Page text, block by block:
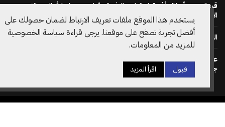
قرعة دوري أبطال أفريقيا : النادي الإفريقي يُواجه دجوليبا في الدور التمهيدي
الأوّل
الجمهور يصنع الحدث في إفتتاح مهرجان بو مخلوف 50
على خطى نظيره الويلزي: الاتحاد الانقليزي لكرة القدم يسحب دعم ترشح
جياني انفانتينو لرئاسة الفيفا مجددا
يستخدم هذا الموقع ملفات تعريف الارتباط لضمان حصولك على
أفضل تجربة تصفح على موقعنا. يرجى قراءة سياسة الخصوصية
للمزيد من المعلومات.
قبول اقرأ المزيد